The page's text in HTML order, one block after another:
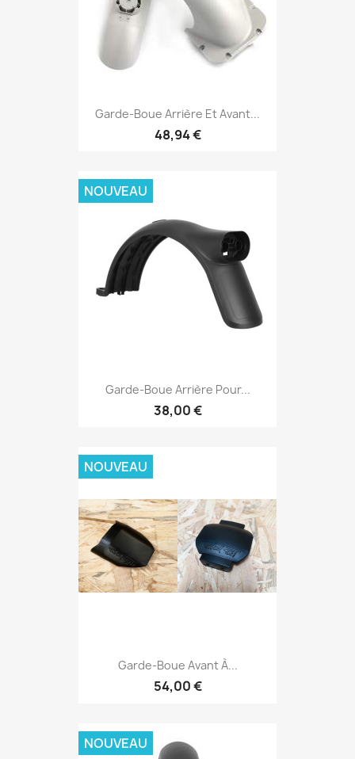
Garde-Boue Arrière Et Avant...
48,94 €
Garde-Boue Arrière Pour...
38,00 €
NOUVEAU
Garde-Boue Avant À...
54,00 €
NOUVEAU
NOUVEAU